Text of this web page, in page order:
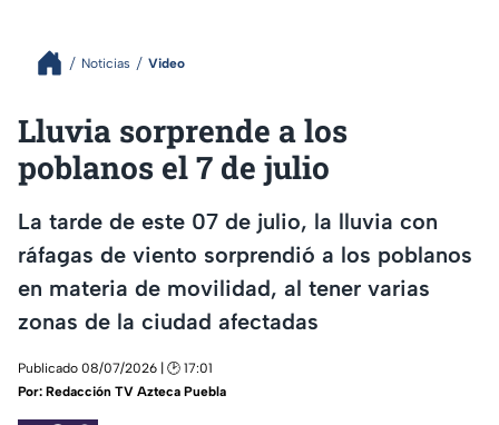
Noticias Video
Lluvia sorprende a los
poblanos el 7 de julio
La tarde de este 07 de julio, la lluvia con
ráfagas de viento sorprendió a los poblanos
en materia de movilidad, al tener varias
zonas de la ciudad afectadas
Publicado 08/07/2026 | 🕑 17:01
Por: Redacción TV Azteca Puebla